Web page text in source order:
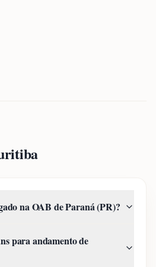
na OAB de Paraná (PR)?
para andamento de